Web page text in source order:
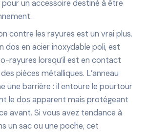
un accessoire destiné à être
contre les rayures est un vrai plus.
dos en acier inoxydable poli, est
rayures lorsqu’il est en contact
pièces métalliques. L’anneau
une barrière : il entoure le pourtour
le dos apparent mais protégeant
avant. Si vous avez tendance à
un sac ou une poche, cet